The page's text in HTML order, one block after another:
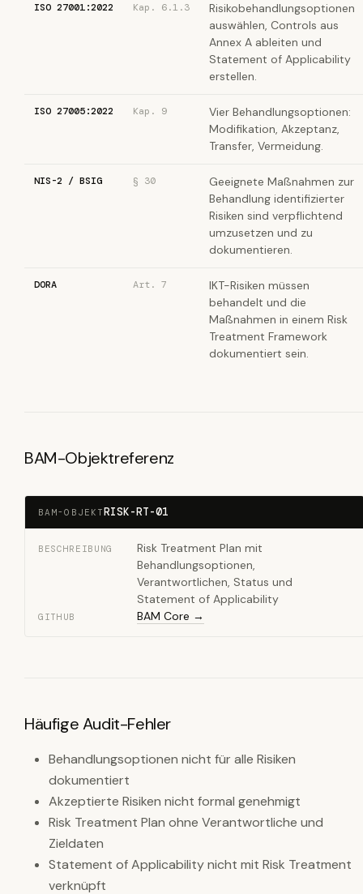
ISO 27001:2022 Kap. 6.1.3
Risikobehandlungsoptionen
auswählen, Controls aus
Annex A ableiten und
Statement of Applicability
erstellen.
ISO 27005:2022 Kap. 9
Vier Behandlungsoptionen:
Modifikation, Akzeptanz,
Transfer, Vermeidung.
NIS-2 / BSIG § 30
Geeignete Maßnahmen zur
Behandlung identifizierter
Risiken sind verpflichtend
umzusetzen und zu
dokumentieren.
DORA Art. 7
IKT-Risiken müssen
behandelt und die
Maßnahmen in einem Risk
Treatment Framework
dokumentiert sein.
BAM-Objektreferenz
BAM-OBJEKTRISK-RT-01
BESCHREIBUNG
Risk Treatment Plan mit
Behandlungsoptionen,
Verantwortlichen, Status und
Statement of Applicability
GITHUB BAM Core →
Häufige Audit-Fehler
Behandlungsoptionen nicht für alle Risiken
dokumentiert
Akzeptierte Risiken nicht formal genehmigt
Risk Treatment Plan ohne Verantwortliche und
Zieldaten
Statement of Applicability nicht mit Risk Treatment
verknüpft